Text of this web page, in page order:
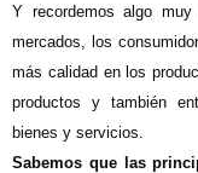
Y recordemos algo
mercados, los
más calidad en los
productos y también
bienes y servicios.
Sabemos que las